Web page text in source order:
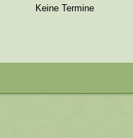
Keine Termine